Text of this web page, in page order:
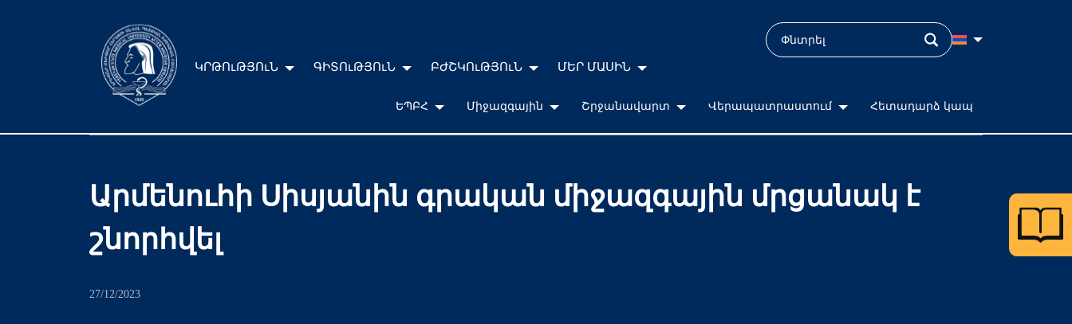
ԿՐԹՈւԹՅՈւՆ ԳԻՏՈւԹՅՈւՆ ԲԺՇԿՈւԹՅՈւՆ ՄԵՐ ՄԱՍԻՆ
ԵՊԲՀ Միջազգային Շրջանավարտ Վերապատրաստում Հետադարձ կապ
Արմենուհի Սիսյանին գրական միջազգային մրցանակ է
շնորհվել
27/12/2023